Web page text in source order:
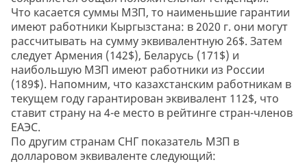
Что касается суммы МЗП, то наименьшие гарантии
имеют работники Кыргызстана: в 2020 г. они могут
рассчитывать на сумму эквивалентную 26$. Затем
следует Армения (142$), Беларусь (171$) и
наибольшую МЗП имеют работники из России
(189$). Напомним, что казахстанским работникам в
текущем году гарантирован эквивалент 112$, что
ставит страну на 4-е место в рейтинге стран-членов
ЕАЭС.
По другим странам СНГ показатель МЗП в
долларовом эквиваленте следующий: